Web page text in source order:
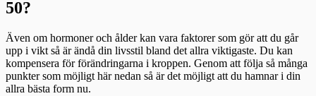
50?
Även om hormoner och ålder kan vara faktorer som gör att du går
upp i vikt så är ändå din livsstil bland det allra viktigaste. Du kan
kompensera för förändringarna i kroppen. Genom att följa så många
punkter som möjligt här nedan så är det möjligt att du hamnar i din
allra bästa form nu.